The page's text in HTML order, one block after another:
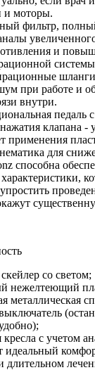
и моторы.
фильтр,
и
шланги
при работе и
внутри.
педаль
клапана -
применения
для
способна
со светом;
нежелтеющий
металлическая
с учетом
идеальный
длительном